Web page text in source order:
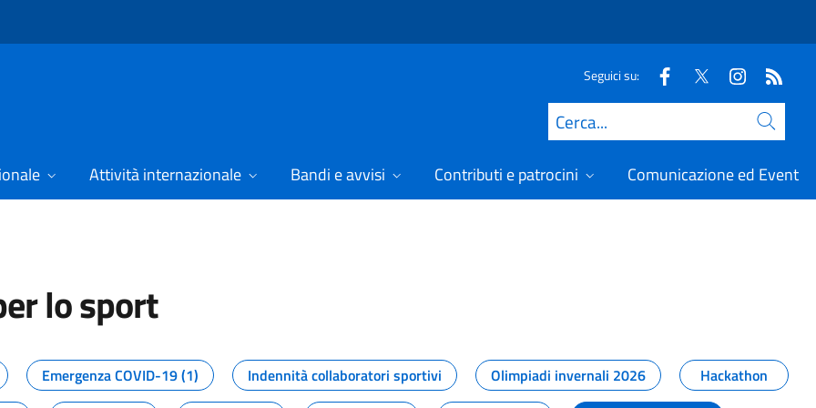
Seguici su:
Cerca
Attività internazionale Bandi e avvisi Contributi e patrocini Comunicazione ed Eventi
lo sport
dal Dipartimento per lo sport
Emergenza COVID-19 (1) Indennità collaboratori sportivi Olimpiadi invernali 2026
Hackathon